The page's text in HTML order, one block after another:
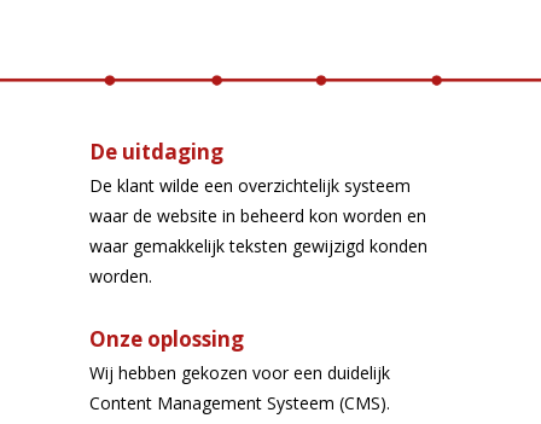
De uitdaging
De klant wilde een overzichtelijk systeem
waar de website in beheerd kon worden en
waar gemakkelijk teksten gewijzigd konden
worden.
Onze oplossing
Wij hebben gekozen voor een duidelijk
Content Management Systeem (CMS).